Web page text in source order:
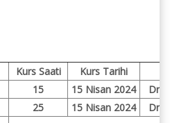
Kurs Saati
Kurs Tarihi
15 15 Nisan 2024
Dr.
25 15 Nisan 2024
Dr.